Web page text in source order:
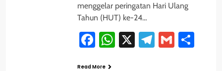
menggelar peringatan Hari Ulang
Tahun (HUT) ke-24…
Facebook
WhatsApp
X Telegram
Gmail
Read More